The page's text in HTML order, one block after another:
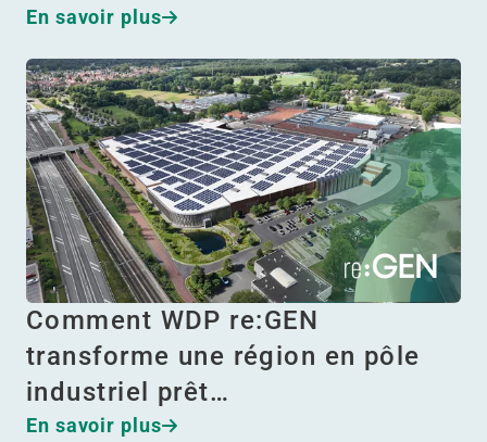
En savoir plus
Comment WDP re:GEN
transforme une région en pôle
industriel prêt…
En savoir plus